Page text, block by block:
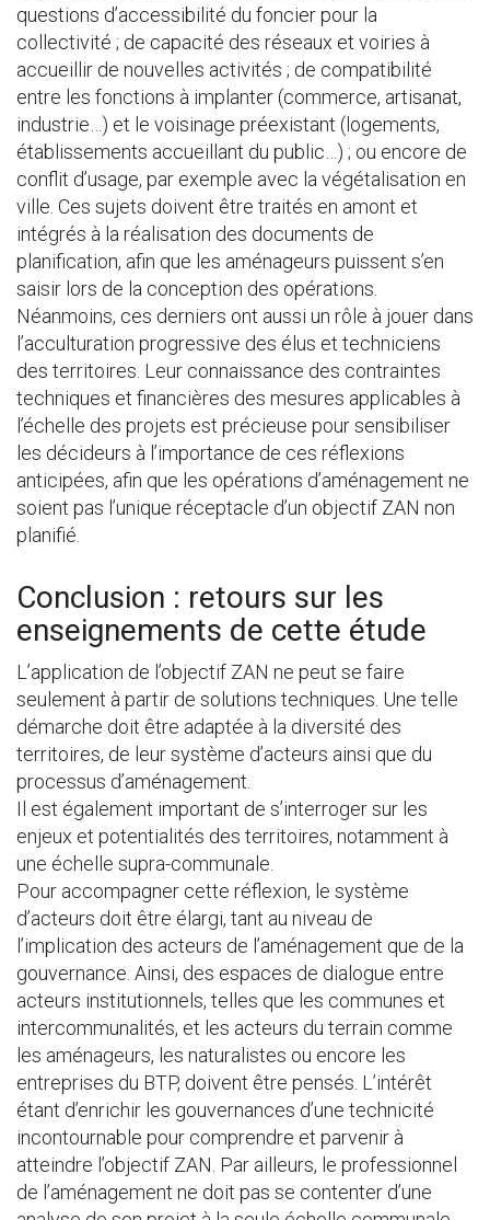
questions d’accessibilité du foncier pour la
collectivité ; de capacité des réseaux et voiries à
accueillir de nouvelles activités ; de compatibilité
entre les fonctions à implanter (commerce, artisanat,
industrie…) et le voisinage préexistant (logements,
établissements accueillant du public…) ; ou encore de
conflit d’usage, par exemple avec la végétalisation en
ville. Ces sujets doivent être traités en amont et
intégrés à la réalisation des documents de
planification, afin que les aménageurs puissent s’en
saisir lors de la conception des opérations.
Néanmoins, ces derniers ont aussi un rôle à jouer dans
l’acculturation progressive des élus et techniciens
des territoires. Leur connaissance des contraintes
techniques et financières des mesures applicables à
l’échelle des projets est précieuse pour sensibiliser
les décideurs à l’importance de ces réflexions
anticipées, afin que les opérations d’aménagement ne
soient pas l’unique réceptacle d’un objectif ZAN non
planifié.
Conclusion : retours sur les
enseignements de cette étude
L’application de l’objectif ZAN ne peut se faire
seulement à partir de solutions techniques. Une telle
démarche doit être adaptée à la diversité des
territoires, de leur système d’acteurs ainsi que du
processus d’aménagement.
Il est également important de s’interroger sur les
enjeux et potentialités des territoires, notamment à
une échelle supra-communale.
Pour accompagner cette réflexion, le système
d’acteurs doit être élargi, tant au niveau de
l’implication des acteurs de l’aménagement que de la
gouvernance. Ainsi, des espaces de dialogue entre
acteurs institutionnels, telles que les communes et
intercommunalités, et les acteurs du terrain comme
les aménageurs, les naturalistes ou encore les
entreprises du BTP, doivent être pensés. L’intérêt
étant d’enrichir les gouvernances d’une technicité
incontournable pour comprendre et parvenir à
atteindre l’objectif ZAN. Par ailleurs, le professionnel
de l’aménagement ne doit pas se contenter d’une